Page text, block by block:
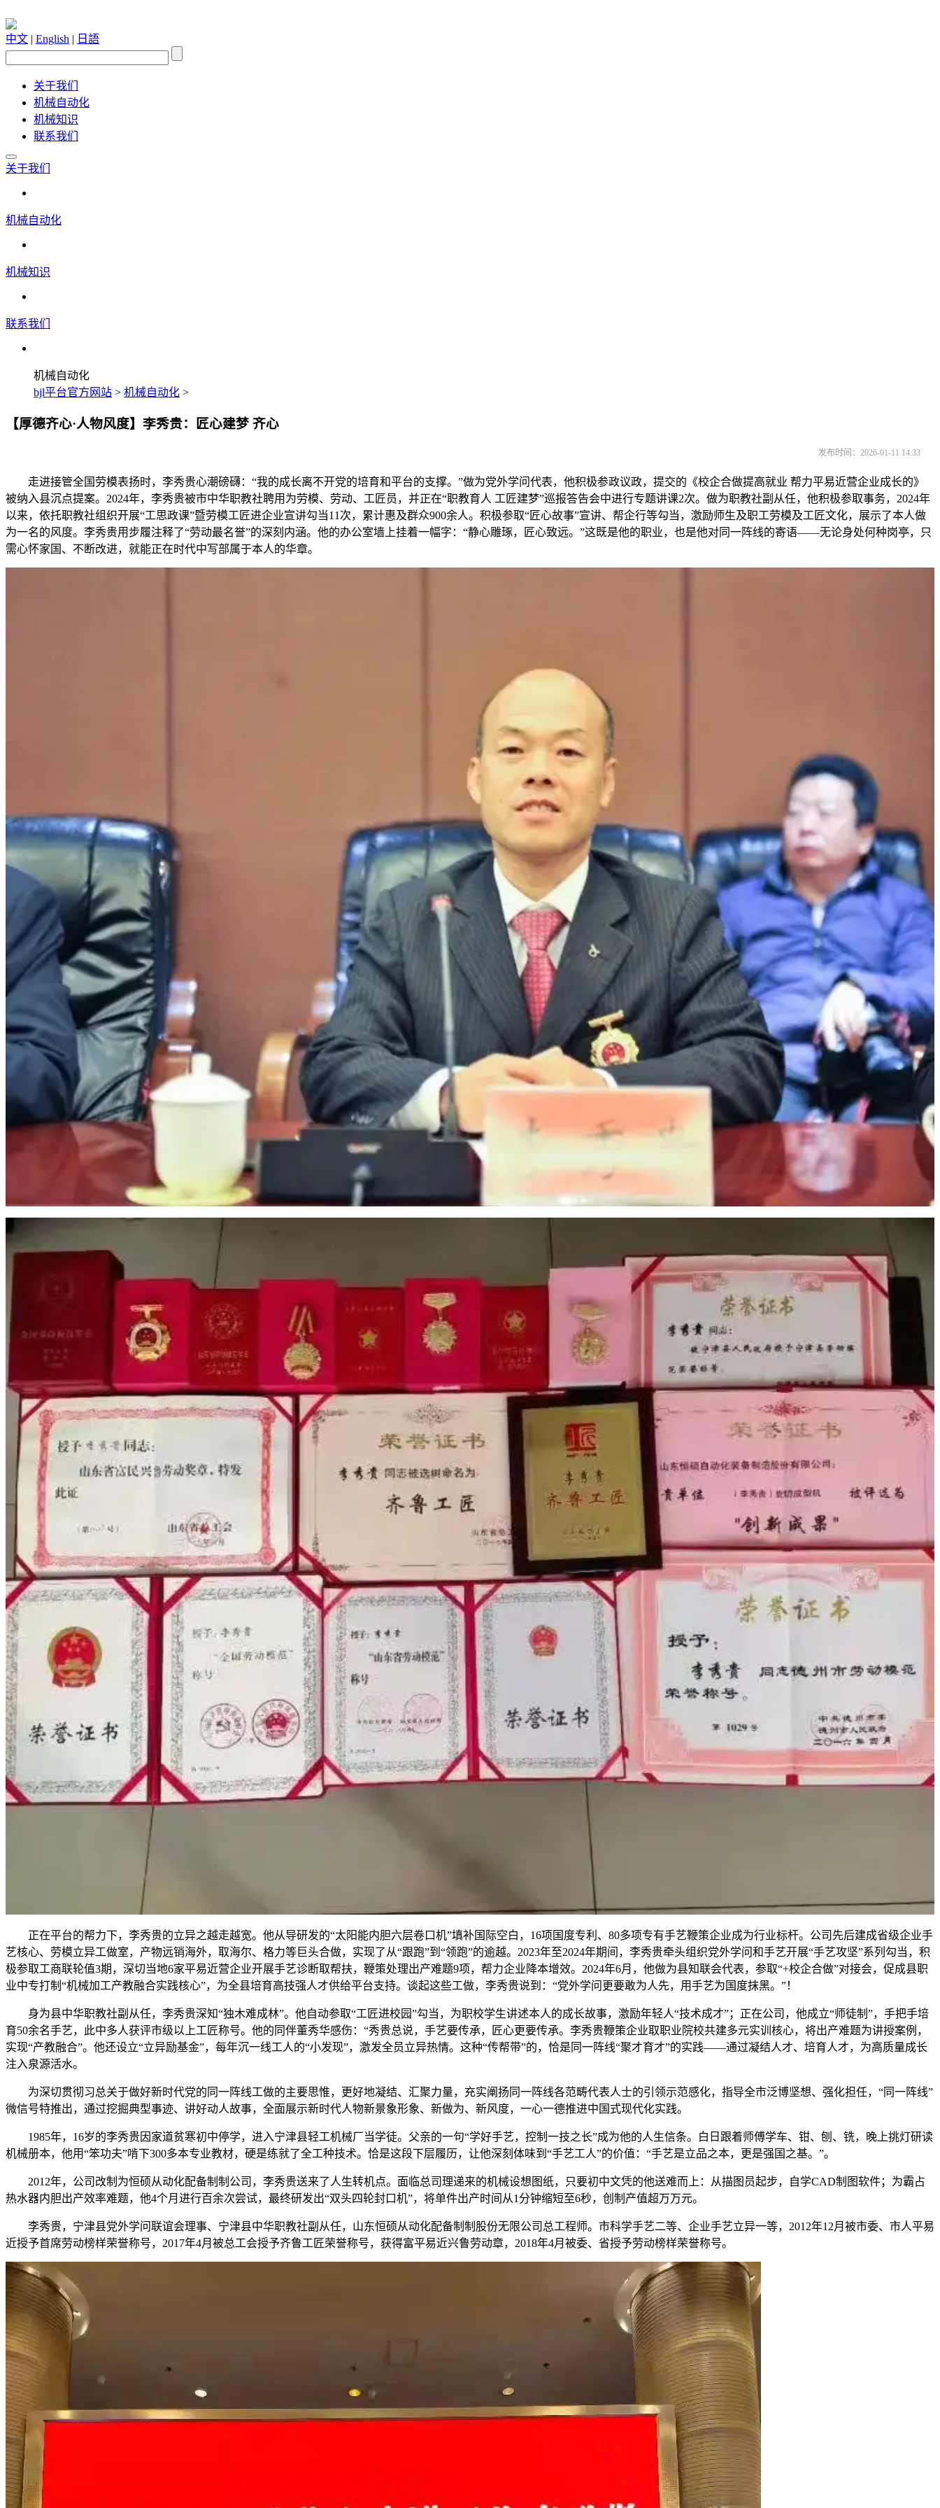
中文 | English | 日語
关于我们
机械自动化
机械知识
联系我们
关于我们
机械自动化
机械知识
联系我们
机械自动化
bjl平台官方网站 > 机械自动化 >
【厚德齐心·人物风度】李秀贵：匠心建梦 齐心
发布时间：2026-01-11 14:33
走进接管全国劳模表扬时，李秀贵心潮磅礴：“我的成长离不开党的培育和平台的支撑。”做为党外学问代表，他积极参政议政，提交的《校企合做提高就业 帮力平易近营企业成长的》
被纳入县沉点提案。2024年，李秀贵被市中华职教社聘用为劳模、劳动、工匠员，并正在“职教育人 工匠建梦”巡报答告会中进行专题讲课2次。做为职教社副从任，他积极参取事务，2024年
以来，依托职教社组织开展“工思政课”暨劳模工匠进企业宣讲勾当11次，累计惠及群众900余人。积极参取“匠心故事”宣讲、帮企行等勾当，激励师生及职工劳模及工匠文化，展示了本人做
为一名的风度。李秀贵用步履注释了“劳动最名誉”的深刻内涵。他的办公室墙上挂着一幅字：“静心雕琢，匠心致远。”这既是他的职业，也是他对同一阵线的寄语——无论身处何种岗亭，只
需心怀家国、不断改进，就能正在时代中写部属于本人的华章。
正在平台的帮力下，李秀贵的立异之越走越宽。他从导研发的“太阳能内胆六层卷口机”填补国际空白，16项国度专利、80多项专有手艺鞭策企业成为行业标杆。公司先后建成省级企业手
艺核心、劳模立异工做室，产物远销海外，取海尔、格力等巨头合做，实现了从“跟跑”到“领跑”的逾越。2023年至2024年期间，李秀贵牵头组织党外学问和手艺开展“手艺攻坚”系列勾当，积
极参取工商联轮值3期，深切当地6家平易近营企业开展手艺诊断取帮扶，鞭策处理出产难题9项，帮力企业降本增效。2024年6月，他做为县知联会代表，参取“+校企合做”对接会，促成县职
业中专打制“机械加工产教融合实践核心”，为全县培育高技强人才供给平台支持。谈起这些工做，李秀贵说到：“党外学问更要敢为人先，用手艺为国度抹黑。”！
身为县中华职教社副从任，李秀贵深知“独木难成林”。他自动参取“工匠进校园”勾当，为职校学生讲述本人的成长故事，激励年轻人“技术成才”；正在公司，他成立“师徒制”，手把手培
育50余名手艺，此中多人获评市级以上工匠称号。他的同伴董秀华感伤：“秀贵总说，手艺要传承，匠心更要传承。李秀贵鞭策企业取职业院校共建多元实训核心，将出产难题为讲授案例，
实现“产教融合”。他还设立“立异励基金”，每年沉一线工人的“小发现”，激发全员立异热情。这种“传帮带”的，恰是同一阵线“聚才育才”的实践——通过凝结人才、培育人才，为高质量成长
注入泉源活水。
为深切贯彻习总关于做好新时代党的同一阵线工做的主要思惟，更好地凝结、汇聚力量，充实阐扬同一阵线各范畴代表人士的引领示范感化，指导全市泛博坚想、强化担任，“同一阵线”
微信号特推出，通过挖掘典型事迹、讲好动人故事，全面展示新时代人物新景象形象、新做为、新风度，一心一德推进中国式现代化实践。
1985年，16岁的李秀贵因家道贫寒初中停学，进入宁津县轻工机械厂当学徒。父亲的一句“学好手艺，控制一技之长”成为他的人生信条。白日跟着师傅学车、钳、刨、铣，晚上挑灯研读
机械册本，他用“笨功夫”啃下300多本专业教材，硬是练就了全工种技术。恰是这段下层履历，让他深刻体味到“手艺工人”的价值：“手艺是立品之本，更是强国之基。”。
2012年，公司改制为恒硕从动化配备制制公司，李秀贵送来了人生转机点。面临总司理递来的机械设想图纸，只要初中文凭的他送难而上：从描图员起步，自学CAD制图软件；为霸占
热水器内胆出产效率难题，他4个月进行百余次尝试，最终研发出“双头四轮封口机”，将单件出产时间从1分钟缩短至6秒，创制产值超万万元。
李秀贵，宁津县党外学问联谊会理事、宁津县中华职教社副从任，山东恒硕从动化配备制制股份无限公司总工程师。市科学手艺二等、企业手艺立异一等，2012年12月被市委、市人平易
近授予首席劳动榜样荣誉称号，2017年4月被总工会授予齐鲁工匠荣誉称号，获得富平易近兴鲁劳动章，2018年4月被委、省授予劳动榜样荣誉称号。